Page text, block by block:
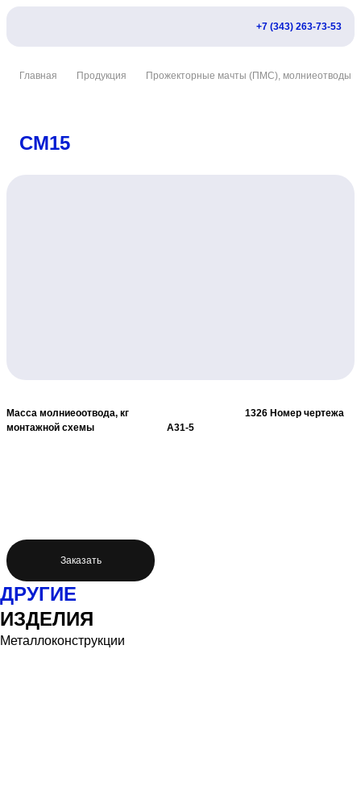
+7 (343) 263-73-53
Главная Продукция Прожекторные мачты (ПМС), молниеотводы
СМ15
Масса молниеоотвода, кг 1326 Номер чертежа
монтажной схемы А31-5
Заказать
ДРУГИЕ
ИЗДЕЛИЯ
Металлоконструкции